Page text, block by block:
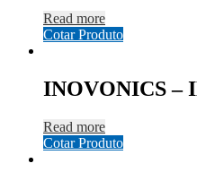
Read more
Cotar Produto
INOVONICS –
Read more
Cotar Produto